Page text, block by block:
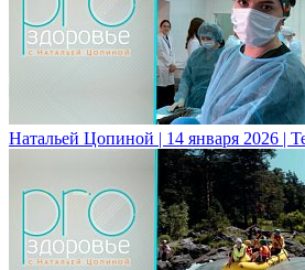
Натальей Цопиной | 14 января 2026 |